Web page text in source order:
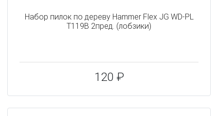
Набор пилок по дереву Hammer Flex JG WD-PL
T119B 2пред. (лобзики)
120 ₽